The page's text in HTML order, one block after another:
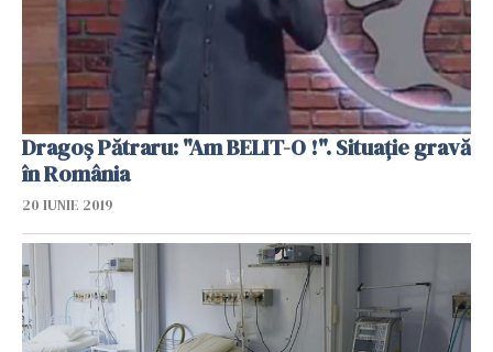
Dragoș Pătraru: "Am BELIT-O !". Situație gravă
în România
20 IUNIE 2019